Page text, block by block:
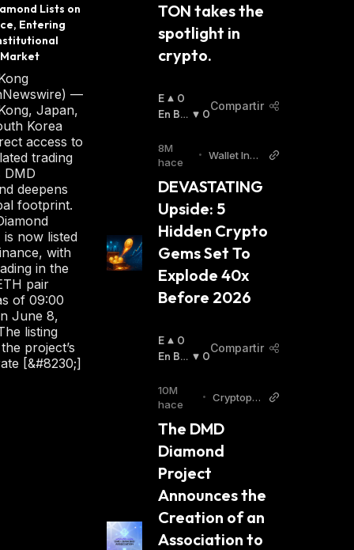
Lists on
Entering
—
Japan,
Korea
access to
trading
DMD
deepens
footprint.
is now listed
with
in the
pair
of 09:00
June 8,
listing
project’s
[&#8230;]
TON takes the
spotlight in
crypto.
E
N
L
Z
:
0
En Baj
0
Compartir
8M
hace
• Wallet Inve
DEVASTATING
Upside: 5
Hidden Crypto
Gems Set To
Explode 40x
Before 2026
E
N
L
Z
0
En Baj
0
Compartir
10M
hace
• Cryptopol
The DMD
Diamond
Project
Announces the
Creation of an
Association to